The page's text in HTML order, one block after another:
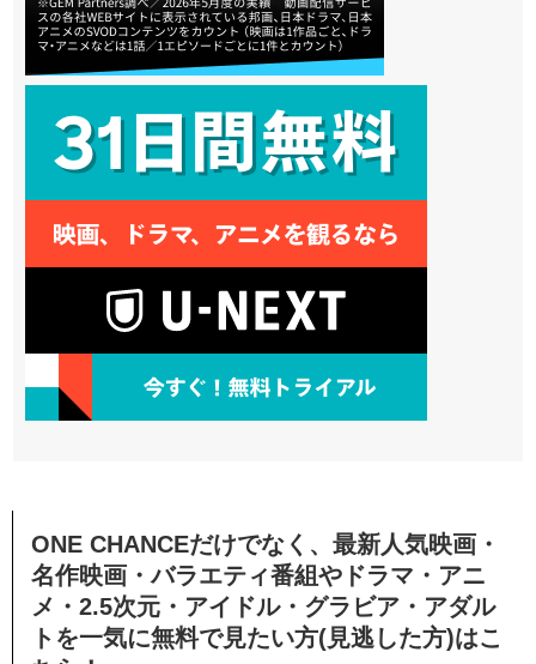
ONE CHANCEだけでなく、最新人気映画・
名作映画・バラエティ番組やドラマ・アニ
メ・2.5次元・アイドル・グラビア・アダル
トを一気に無料で見たい方(見逃した方)はこ